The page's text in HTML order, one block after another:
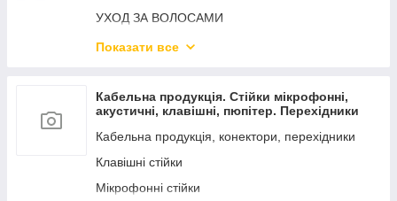
УХОД ЗА ВОЛОСАМИ
Поливальна система. Шланги X HOSE
НОВОГОДЖЕННЯ ГІРЛЯНДИ
Товари для КУХНІ
Показати все
Кабельна продукція. Стійки мікрофонні,
акустичні, клавішні, пюпітер. Перехідники
Кабельна продукція, конектори, перехідники
Клавішні стійки
Мікрофонні стійки